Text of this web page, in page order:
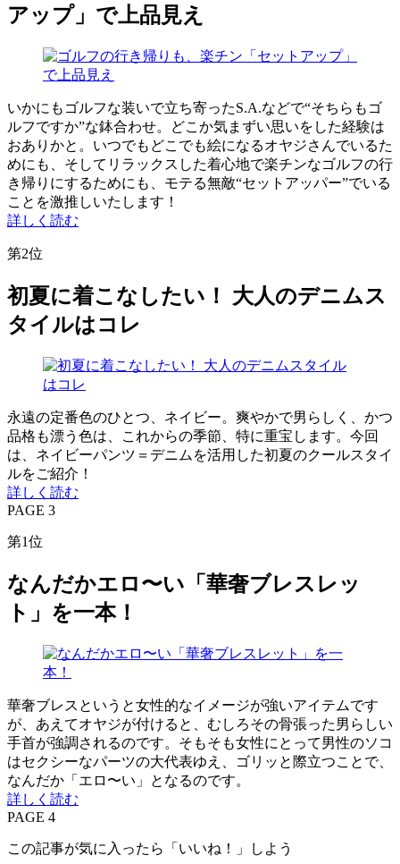
アップ」で上品見え
いかにもゴルフな装いで立ち寄ったS.A.などで“そちらもゴ
ルフですか”な鉢合わせ。どこか気まずい思いをした経験は
おありかと。いつでもどこでも絵になるオヤジさんでいるた
めにも、そしてリラックスした着心地で楽チンなゴルフの行
き帰りにするためにも、モテる無敵“セットアッパー”でいる
ことを激推しいたします！
詳しく読む
第2位
初夏に着こなしたい！ 大人のデニムス
タイルはコレ
永遠の定番色のひとつ、ネイビー。爽やかで男らしく、かつ
品格も漂う色は、これからの季節、特に重宝します。今回
は、ネイビーパンツ＝デニムを活用した初夏のクールスタイ
ルをご紹介！
詳しく読む
PAGE 3
第1位
なんだかエロ〜い「華奢ブレスレッ
ト」を一本！
華奢ブレスというと女性的なイメージが強いアイテムです
が、あえてオヤジが付けると、むしろその骨張った男らしい
手首が強調されるのです。そもそも女性にとって男性のソコ
はセクシーなパーツの大代表ゆえ、ゴリッと際立つことで、
なんだか「エロ〜い」となるのです。
詳しく読む
PAGE 4
この記事が気に入ったら「いいね！」しよう